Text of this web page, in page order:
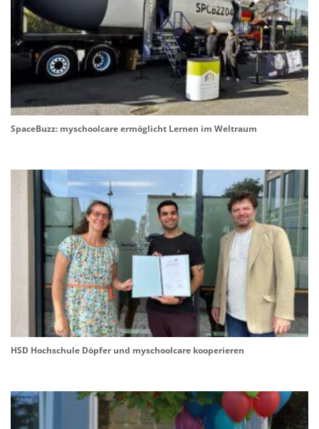
SpaceBuzz: myschoolcare ermöglicht Lernen im Weltraum
HSD Hochschule Döpfer und myschoolcare kooperieren